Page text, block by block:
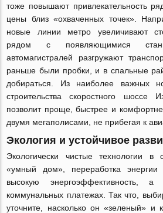
тоже повышают привлекательность
цены близ «охваченных точек».
новые линии метро увеличивают
рядом с появляющимися
автомагистралей разгружают
раньше были пробки, и в спальные
добираться. Из наиболее важных
строительства скоростного
позволит проще, быстрее и
двумя мегаполисами, не прибегая к
Экология и устойчивое
Экологически чистые технологии в
«умный дом», переработка
высокую энергоэффективность,
коммунальных платежах. Так что,
уточните, насколько он «зеленый» и